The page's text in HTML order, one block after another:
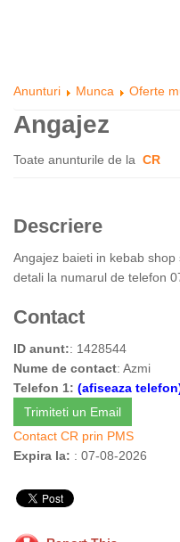
Anunturi Munca Oferte
Angajez
Toate anunturile de la CR
Descriere
Angajez baieti in kebab
detali la numarul de telefon
Contact
ID anunt:: 1428544
Nume de contact: Azmi
Telefon 1: (afiseaza
Trimiteti un Email
Contact CR prin PMS
Expira la: : 07-08-2026